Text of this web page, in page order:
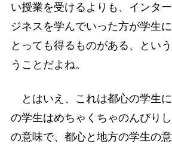
い授業を受けるよりも、インタ
ジネスを学んでいった方が学生
とっても得るものがある、とい
うことだよね。
とはいえ、これは都心の学生
の学生はめちゃくちゃのんびり
の意味で、都心と地方の学生の